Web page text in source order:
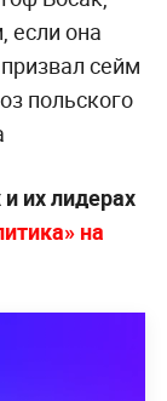
если она
сейм
польского
их лидерах
на